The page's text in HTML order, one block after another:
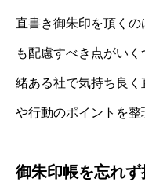
直書き御朱印を頂く
も配慮すべき点がい
緒ある社で気持ち良
や行動のポイントを整
御朱印帳を忘れず